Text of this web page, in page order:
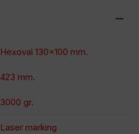
Hexoval 130×100 mm.
423 mm.
3000 gr.
Laser marking